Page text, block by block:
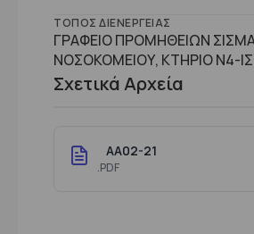
ΤΌΠΟΣ ΔΙΕΝΈΡΓΕΙΑΣ
ΓΡΑΦΕΙΟ ΠΡΟΜΗΘΕΙΩΝ
ΝΟΣΟΚΟΜΕΙΟΥ, ΚΤHΡΙΟ Ν4-
Σχετικά Αρχεία
AA02-21
.PDF